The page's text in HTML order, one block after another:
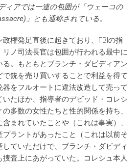
ィアでは一連の包囲が「ウェーコの
」とも通称されている。
権発足直後に起きており、FBIの指
ノ司法長官は包囲が行われる最中に
。もともとブランチ・ダビディアン
銃を売り買いすることで利益を得て
をフルオートに違法改造して売って
たほか、指導者のデビッド・コレシ
多数の女性たちと性的関係を持ち、
まれていたことや（これは事実）、
ラントがあったこと（これは以前そ
ていただけで、ブランチ・ダビディ
査上にあがっていた。コレシュ本人